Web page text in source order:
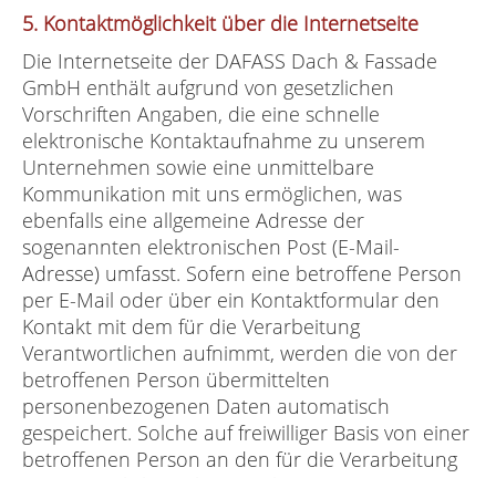
5. Kontaktmöglichkeit über die Internetseite
Die Internetseite der DAFASS Dach & Fassade
GmbH enthält aufgrund von gesetzlichen
Vorschriften Angaben, die eine schnelle
elektronische Kontaktaufnahme zu unserem
Unternehmen sowie eine unmittelbare
Kommunikation mit uns ermöglichen, was
ebenfalls eine allgemeine Adresse der
sogenannten elektronischen Post (E-Mail-
Adresse) umfasst. Sofern eine betroffene Person
per E-Mail oder über ein Kontaktformular den
Kontakt mit dem für die Verarbeitung
Verantwortlichen aufnimmt, werden die von der
betroffenen Person übermittelten
personenbezogenen Daten automatisch
gespeichert. Solche auf freiwilliger Basis von einer
betroffenen Person an den für die Verarbeitung